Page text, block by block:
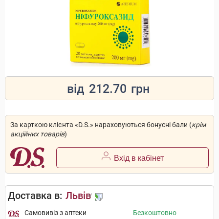
від 212.70 грн
За карткою клієнта «D.S.» нараховуються бонусні бали (крім
акційних товарів)
Вхід в кабінет
Доставка в: Львів
Самовивіз з аптеки Безкоштовно